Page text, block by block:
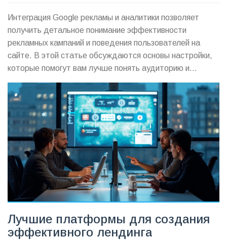
Интеграция Google рекламы и аналитики позволяет
получить детальное понимание эффективности
рекламных кампаний и поведения пользователей на
сайте. В этой статье обсуждаются основы настройки,
которые помогут вам лучше понять аудиторию и
оптимизировать затраты на рекламу. Рассмотрим
важные аспекты процесса, предоставим полезные
советы и делимся интересными фактами, которые
будут полезны для владельцев бизнеса и маркетологов.
Лучшие платформы для создания
эффективного лендинга